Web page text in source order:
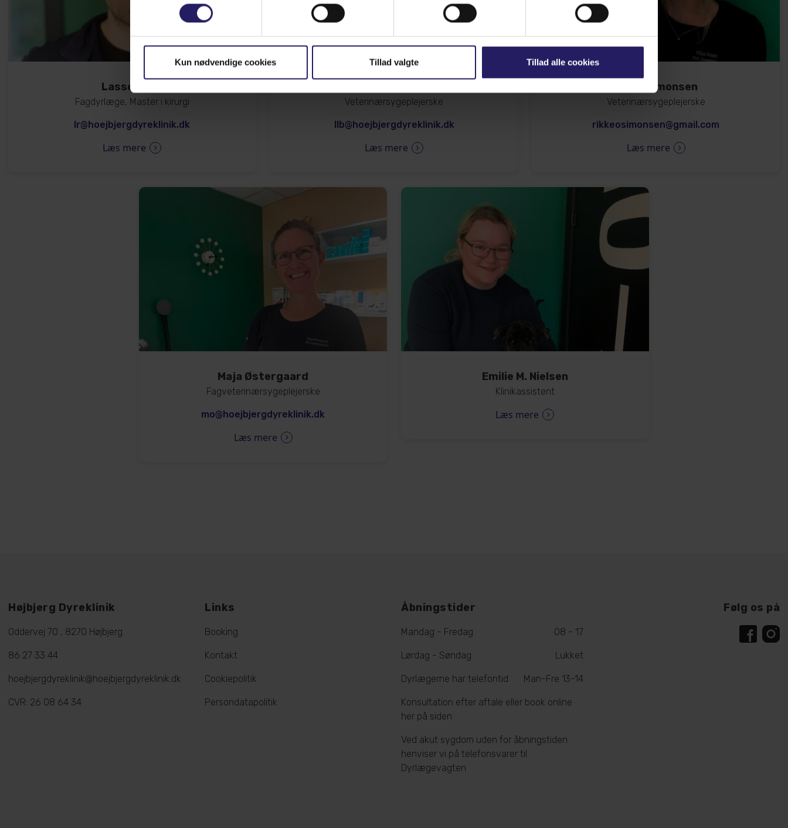
Kun nødvendige cookies Tillad valgte Tillad alle cookies
Lasse Rode
Fagdyrlæge, Master i kirurgi
lr@hoejbjergdyreklinik.dk
Læs mere
Veterinærsygeplejerske
llb@hoejbjergdyreklinik.dk
Læs mere
Rikke Simonsen
Veterinærsygeplejerske
rikkeosimonsen@gmail.com
Læs mere
Maja Østergaard
Fagveterinærsygeplejerske
mo@hoejbjergdyreklinik.dk
Læs mere
Emilie M. Nielsen
Klinikassistent
Læs mere
Højbjerg Dyreklinik
Oddervej 70 , 8270 Højbjerg
86 27 33 44
hoejbjergdyreklinik@hoejbjergdyreklinik.dk
CVR: 26 08 64 34
Links
Booking
Kontakt
Cookiepolitik
Persondatapolitik
Åbningstider
Mandag - Fredag 08 - 17
Lørdag - Søndag Lukket
Dyrlægerne har telefontid Man-Fre 13-14
Konsultation efter aftale eller book online
her på siden
Ved akut sygdom uden for åbningstiden
henviser vi på telefonsvarer til
Dyrlægevagten
Følg os på